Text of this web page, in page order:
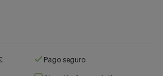
Pago seguro